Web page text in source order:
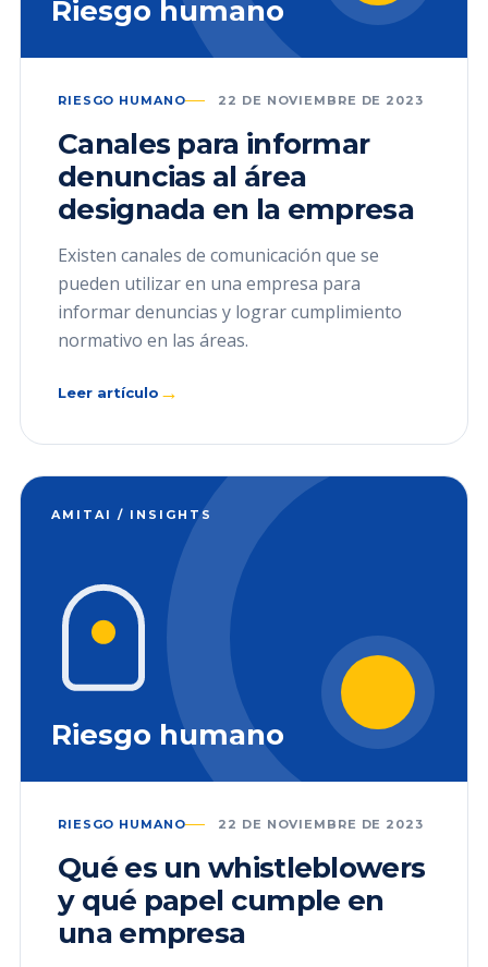
Riesgo humano
RIESGO HUMANO 22 DE NOVIEMBRE DE 2023
Canales para informar
denuncias al área
designada en la empresa
Existen canales de comunicación que se
pueden utilizar en una empresa para
informar denuncias y lograr cumplimiento
normativo en las áreas.
Leer artículo →
AMITAI / INSIGHTS
Riesgo humano
RIESGO HUMANO 22 DE NOVIEMBRE DE 2023
Qué es un whistleblowers
y qué papel cumple en
una empresa